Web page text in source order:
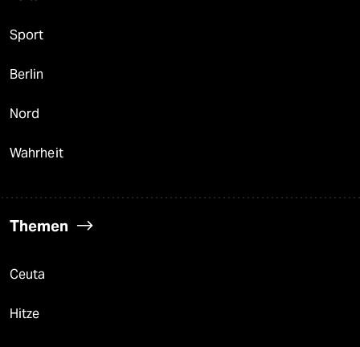
Sport
Berlin
Nord
Wahrheit
Themen
Ceuta
Hitze